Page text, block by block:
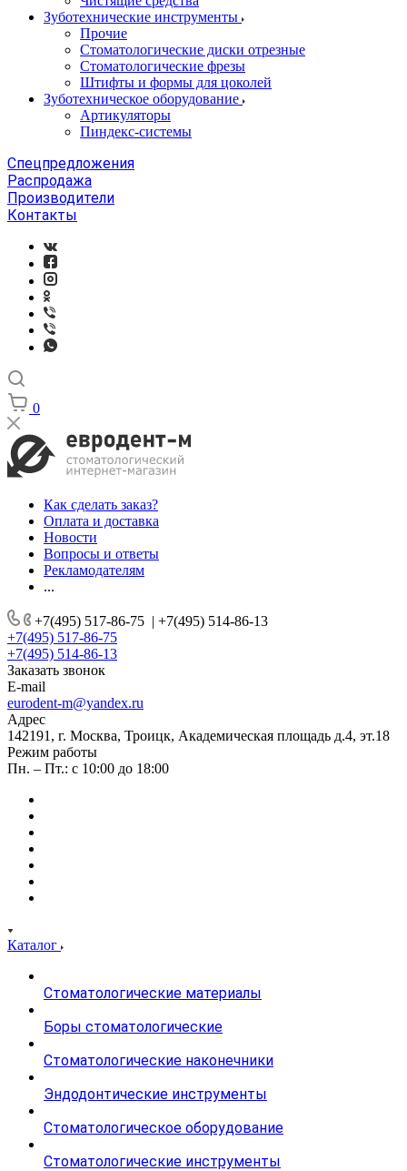
Зуботехнические инструменты
Прочие
Стоматологические диски отрезные
Стоматологические фрезы
Штифты и формы для цоколей
Зуботехническое оборудование
Артикуляторы
Пиндекс-системы
Спецпредложения
Распродажа
Производители
Контакты
0
Как сделать заказ?
Оплата и доставка
Новости
Вопросы и ответы
Рекламодателям
...
+7(495) 517-86-75 | +7(495) 514-86-13
+7(495) 517-86-75
+7(495) 514-86-13
Заказать звонок
E-mail
eurodent-m@yandex.ru
Адрес
142191, г. Москва, Троицк, Академическая площадь д.4, эт.18
Режим работы
Пн. – Пт.: с 10:00 до 18:00
Каталог
Стоматологические материалы
Боры стоматологические
Стоматологические наконечники
Эндодонтические инструменты
Стоматологическое оборудование
Стоматологические инструменты